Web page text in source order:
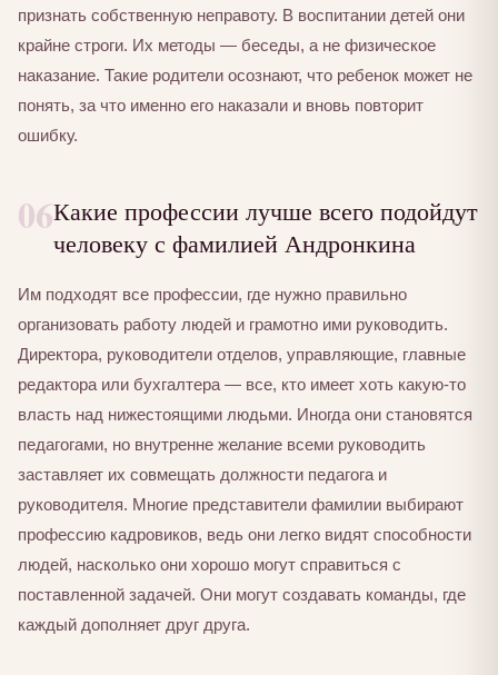
признать собственную неправоту. В воспитании детей они
крайне строги. Их методы — беседы, а не физическое
наказание. Такие родители осознают, что ребенок может не
понять, за что именно его наказали и вновь повторит
ошибку.
06Какие профессии лучше всего подойдут
человеку с фамилией Андронкина
Им подходят все профессии, где нужно правильно
организовать работу людей и грамотно ими руководить.
Директора, руководители отделов, управляющие, главные
редактора или бухгалтера — все, кто имеет хоть какую-то
власть над нижестоящими людьми. Иногда они становятся
педагогами, но внутренне желание всеми руководить
заставляет их совмещать должности педагога и
руководителя. Многие представители фамилии выбирают
профессию кадровиков, ведь они легко видят способности
людей, насколько они хорошо могут справиться с
поставленной задачей. Они могут создавать команды, где
каждый дополняет друг друга.